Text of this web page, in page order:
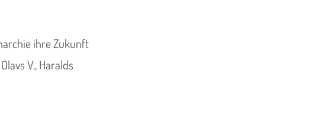
ihre Zukunft
V., Haralds